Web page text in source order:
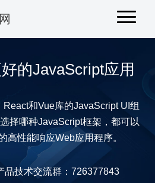
的JavaScript应用
和Vue库的JavaScript UI组
择哪种JavaScript框架，都可以
高性能响应Web应用程序。
品技术交流群：726377843